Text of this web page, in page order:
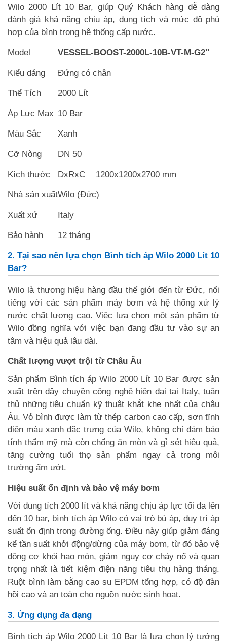
Wilo 2000 Lít 10 Bar, giúp Quý Khách hàng dễ dàng
đánh giá khả năng chịu áp, dung tích và mức độ phù
hợp của bình trong hệ thống cấp nước.
Model VESSEL-BOOST-2000L-10B-VT-M-G2''
Kiểu dáng Đứng có chân
Thể Tích 2000 Lít
Áp Lực Max 10 Bar
Màu Sắc Xanh
Cỡ Nòng DN 50
Kích thước DxRxC 1200x1200x2700 mm
Nhà sản xuấtWilo (Đức)
Xuất xứ Italy
Bảo hành 12 tháng
2. Tại sao nên lựa chọn Bình tích áp Wilo 2000 Lít 10
Bar?
Wilo là thương hiệu hàng đầu thế giới đến từ Đức, nổi
tiếng với các sản phẩm máy bơm và hệ thống xử lý
nước chất lượng cao. Việc lựa chọn một sản phẩm từ
Wilo đồng nghĩa với việc bạn đang đầu tư vào sự an
tâm và hiệu quả lâu dài.
Chất lượng vượt trội từ Châu Âu
Sản phẩm Bình tích áp Wilo 2000 Lít 10 Bar được sản
xuất trên dây chuyền công nghệ hiện đại tại Italy, tuân
thủ những tiêu chuẩn kỹ thuật khắt khe nhất của châu
Âu. Vỏ bình được làm từ thép carbon cao cấp, sơn tĩnh
điện màu xanh đặc trưng của Wilo, không chỉ đảm bảo
tính thẩm mỹ mà còn chống ăn mòn và gỉ sét hiệu quả,
tăng cường tuổi thọ sản phẩm ngay cả trong môi
trường ẩm ướt.
Hiệu suất ổn định và bảo vệ máy bơm
Với dung tích 2000 lít và khả năng chịu áp lực tối đa lên
đến 10 bar, bình tích áp Wilo có vai trò bù áp, duy trì áp
suất ổn định trong đường ống. Điều này giúp giảm đáng
kể tần suất khởi động/dừng của máy bơm, từ đó bảo vệ
động cơ khỏi hao mòn, giảm nguy cơ cháy nổ và quan
trọng nhất là tiết kiệm điện năng tiêu thụ hàng tháng.
Ruột bình làm bằng cao su EPDM tổng hợp, có độ đàn
hồi cao và an toàn cho nguồn nước sinh hoạt.
3. Ứng dụng đa dạng
Bình tích áp Wilo 2000 Lít 10 Bar là lựa chọn lý tưởng